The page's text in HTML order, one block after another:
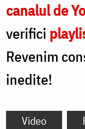
canalul de
verifici
Revenim
inedite!
Video